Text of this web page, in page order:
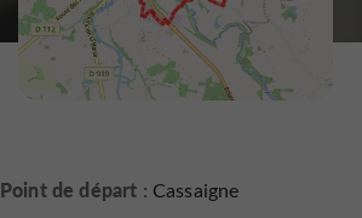
Point de départ : Cassaigne